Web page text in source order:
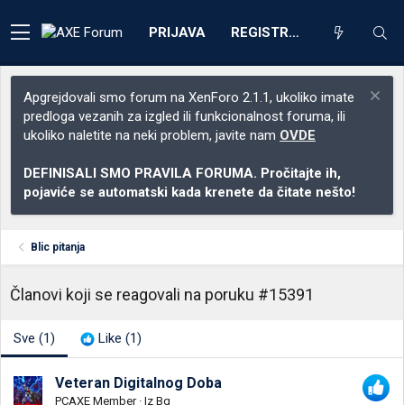
PRIJAVA REGISTRACIJA
Apgrejdovali smo forum na XenForo 2.1.1, ukoliko imate
predloga vezanih za izgled ili funkcionalnost foruma, ili
ukoliko naletite na neki problem, javite nam OVDE
DEFINISALI SMO PRAVILA FORUMA. Pročitajte ih,
pojaviće se automatski kada krenete da čitate nešto!
Blic pitanja
Članovi koji se reagovali na poruku #15391
Sve (1) Like (1)
Veteran Digitalnog Doba
PCAXE Member · Iz Bg